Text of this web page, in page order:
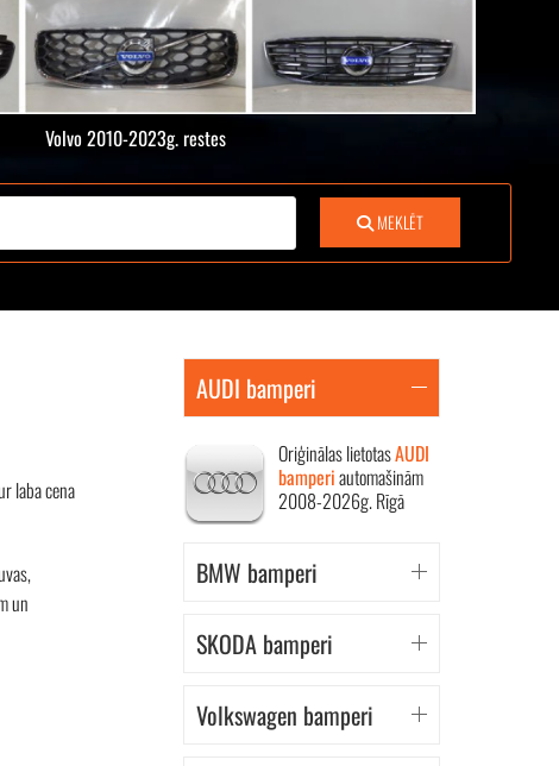
Volvo 2010-2023g. restes
MEKLĒT
laba cena
un
AUDI bamperi
Oriģinālas lietotasAUDI
bamperiautomašinām
2008-2026g. Rīgā
BMW bamperi
SKODA bamperi
Volkswagen bamperi